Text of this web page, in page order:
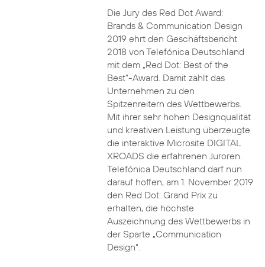
Die Jury des Red Dot Award:
Brands & Communication Design
2019 ehrt den Geschäftsbericht
2018 von Telefónica Deutschland
mit dem „Red Dot: Best of the
Best“-Award. Damit zählt das
Unternehmen zu den
Spitzenreitern des Wettbewerbs.
Mit ihrer sehr hohen Designqualität
und kreativen Leistung überzeugte
die interaktive Microsite DIGITAL
XROADS die erfahrenen Juroren.
Telefónica Deutschland darf nun
darauf hoffen, am 1. November 2019
den Red Dot: Grand Prix zu
erhalten, die höchste
Auszeichnung des Wettbewerbs in
der Sparte „Communication
Design“.